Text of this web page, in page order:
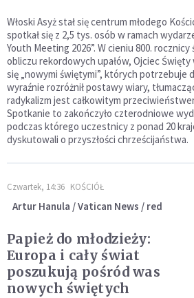
Włoski Asyż stał się centrum młodego
spotkał się z 2,5 tys. osób w ramach
Youth Meeting 2026”. W cieniu 800.
obliczu rekordowych upałów, Ojciec Święty
się „nowymi świętymi”, których potrzebuje
wyraźnie rozróżnił postawy wiary,
radykalizm jest całkowitym
Spotkanie to zakończyło czterodniowe
podczas którego uczestnicy z ponad 20
dyskutowali o przyszłości chrześcijaństwa.
Czwartek, 14:36 KOŚCIÓŁ
Artur Hanula / Vatican News / red
Papież do młodzieży:
Europa i cały świat
poszukują pośród was
nowych świętych